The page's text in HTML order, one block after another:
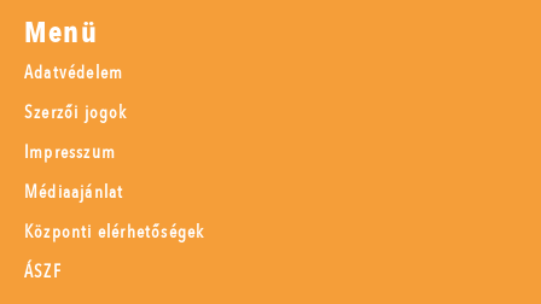
Menü
Adatvédelem
Szerzői jogok
Impresszum
Médiaajánlat
Központi elérhetőségek
ÁSZF